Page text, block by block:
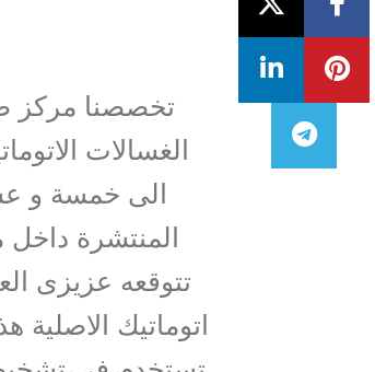
تخصصنا مركز
الغسالات
الى خمسة و
المنتشرة
تتوقعه عزيزى
اتوماتيك